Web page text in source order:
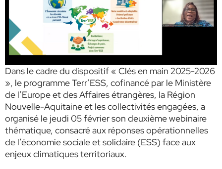
Dans le cadre du dispositif « Clés en main 2025-2026
», le programme Terr’ESS, cofinancé par le Ministère
de l’Europe et des Affaires étrangères, la Région
Nouvelle-Aquitaine et les collectivités engagées, a
organisé le jeudi 05 février son deuxième webinaire
thématique, consacré aux réponses opérationnelles
de l’économie sociale et solidaire (ESS) face aux
enjeux climatiques territoriaux.